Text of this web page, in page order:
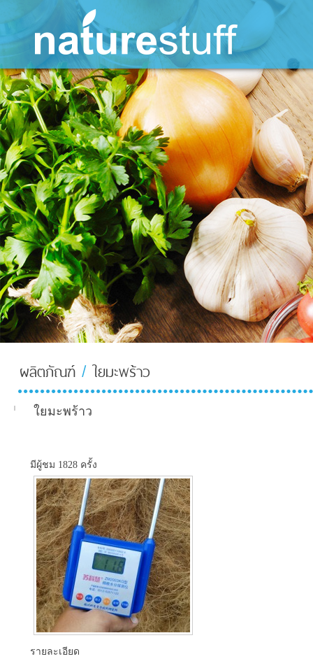
About-
Us-TH
ผลิตภัณฑ์ / ใยมะพร้าว
ใยมะพร้าว
มีผู้ชม 1828 ครั้ง
รายละเอียด